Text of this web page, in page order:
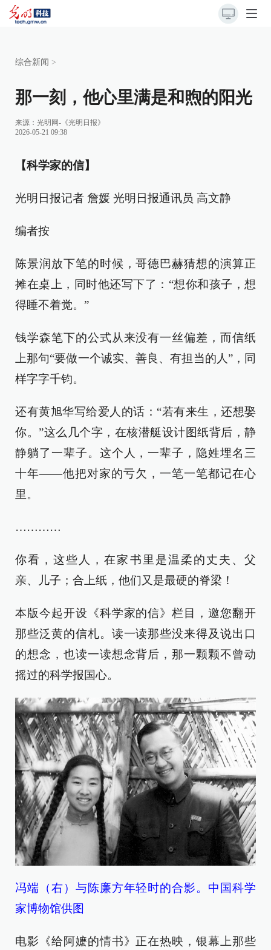
综合新闻 >
那一刻，他心里满是和煦的阳光
来源： 光明网-《光明日报》
2026-05-21 09:38
【科学家的信】
光明日报记者 詹媛 光明日报通讯员 高文静
编者按
陈景润放下笔的时候，哥德巴赫猜想的演算正
摊在桌上，同时他还写下了：“想你和孩子，想
得睡不着觉。”
钱学森笔下的公式从来没有一丝偏差，而信纸
上那句“要做一个诚实、善良、有担当的人”，同
样字字千钧。
还有黄旭华写给爱人的话：“若有来生，还想娶
你。”这么几个字，在核潜艇设计图纸背后，静
静躺了一辈子。这个人，一辈子，隐姓埋名三
十年——他把对家的亏欠，一笔一笔都记在心
里。
…………
你看，这些人，在家书里是温柔的丈夫、父
亲、儿子；合上纸，他们又是最硬的脊梁！
本版今起开设《科学家的信》栏目，邀您翻开
那些泛黄的信札。读一读那些没来得及说出口
的想念，也读一读想念背后，那一颗颗不曾动
摇过的科学报国心。
冯端（右）与陈廉方年轻时的合影。中国科学
家博物馆供图
电影《给阿嬷的情书》正在热映，银幕上那些